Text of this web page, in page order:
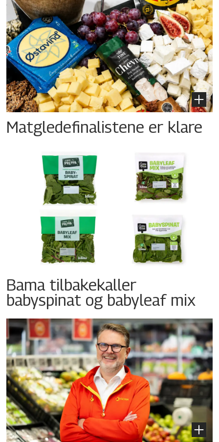
Matgledefinalistene er klare
Bama tilbakekaller
babyspinat og babyleaf mix